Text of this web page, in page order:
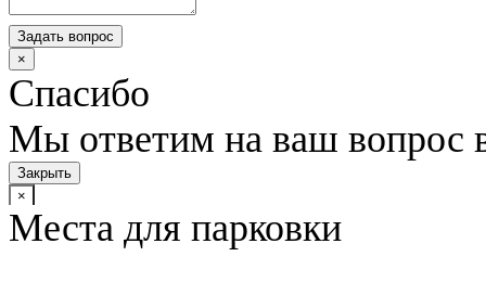
Задать вопрос
×
Спасибо
Мы ответим на ваш вопрос
Закрыть
×
Места для парковки